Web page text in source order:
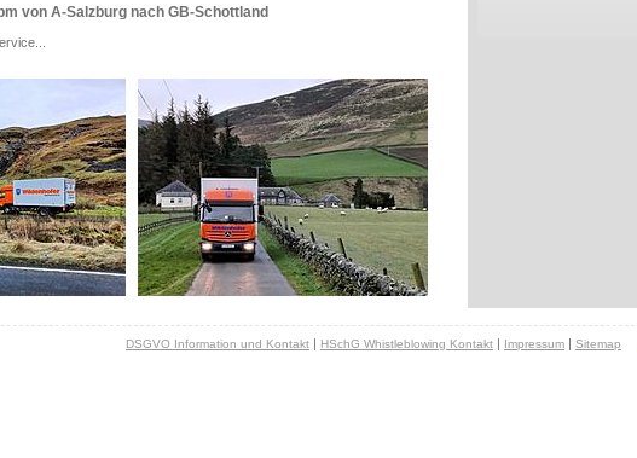
von A-Salzburg nach GB-Schottland
DSGVO Information und Kontakt | HSchG Whistleblowing Kontakt | Impressum | Sitemap